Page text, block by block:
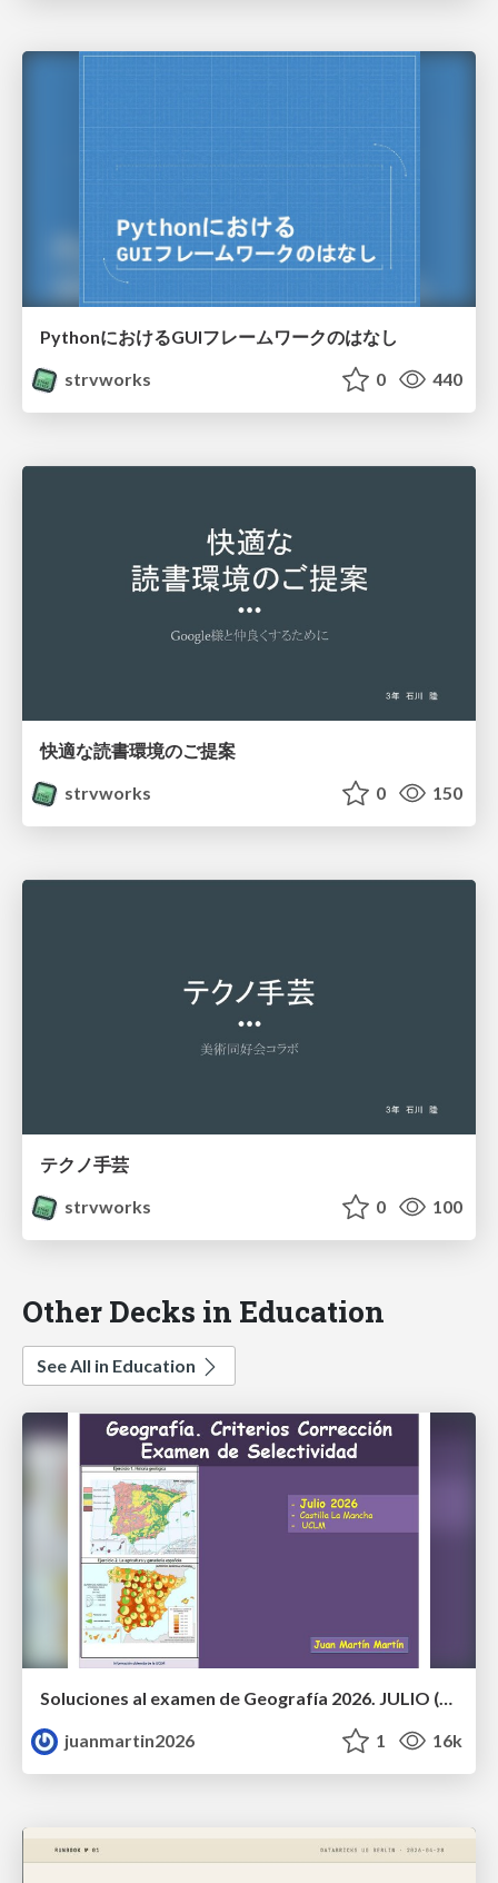
PythonにおけるGUIフレームワークのはなし
strvworks
0 440
快適な読書環境のご提案
strvworks
0 150
テクノ手芸
strvworks
0 100
Other Decks in Education
See All in Education
juanmartin2026
1 16k